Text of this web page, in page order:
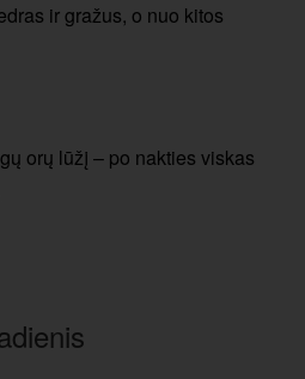
ir gražus, o nuo kitos
orų lūžį – po nakties viskas